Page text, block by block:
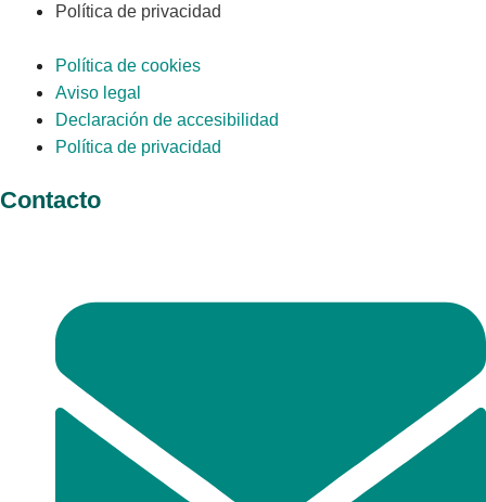
Política de privacidad
Política de cookies
Aviso legal
Declaración de accesibilidad
Política de privacidad
Contacto